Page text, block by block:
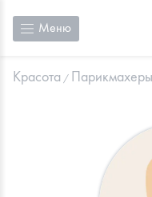
Меню
Красота Парикмахеры